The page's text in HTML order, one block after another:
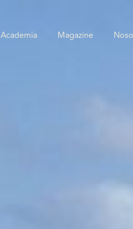
Academia Magazine